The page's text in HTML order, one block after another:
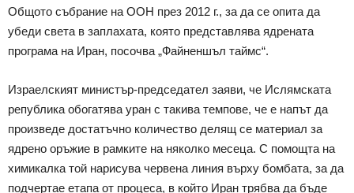
Общото събрание на ООН през 2012 г., за да се опита да
убеди света в заплахата, която представлява ядрената
програма на Иран, посочва „Файненшъл таймс“.
Израелският министър-председател заяви, че Ислямската
република обогатява уран с такива темпове, че е напът да
произведе достатъчно количество делящ се материал за
ядрено оръжие в рамките на няколко месеца. С помощта на
химикалка той нарисува червена линия върху бомбата, за да
подчертае етапа от процеса, в който Иран трябва да бъде